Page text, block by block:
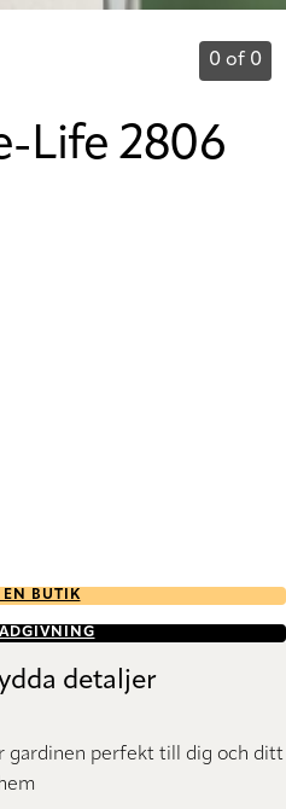
0 of 0
Life 2806
EN BUTIK
detaljer
gardinen perfekt till dig och ditt
hem